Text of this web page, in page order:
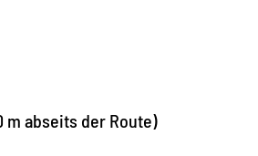
m abseits der Route)